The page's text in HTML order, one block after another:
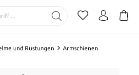
und Rüstungen Armschienen